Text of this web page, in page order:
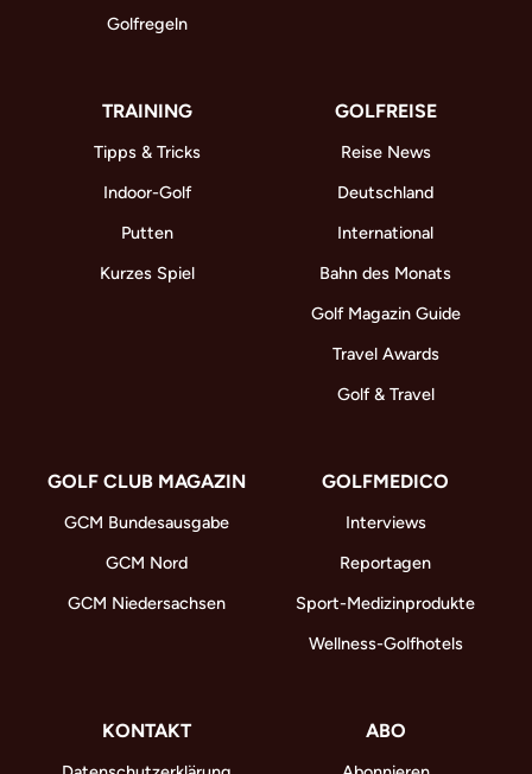
Golfregeln
TRAINING
Tipps & Tricks
Indoor-Golf
Putten
Kurzes Spiel
GOLFREISE
Reise News
Deutschland
International
Bahn des Monats
Golf Magazin Guide
Travel Awards
Golf & Travel
GOLF CLUB MAGAZIN
GCM Bundesausgabe
GCM Nord
GCM Niedersachsen
GOLFMEDICO
Interviews
Reportagen
Sport-Medizinprodukte
Wellness-Golfhotels
KONTAKT ABO